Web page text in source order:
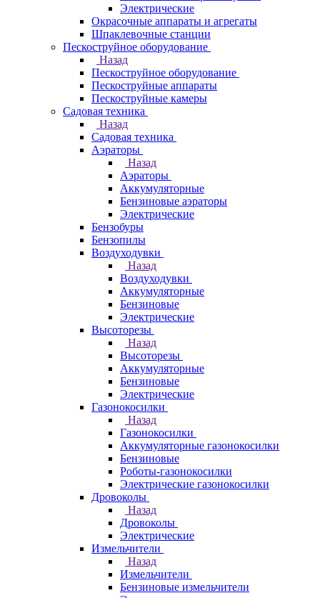
Электрические
Окрасочные аппараты и агрегаты
Шпаклевочные станции
Пескоструйное оборудование
Назад
Пескоструйное оборудование
Пескоструйные аппараты
Пескоструйные камеры
Садовая техника
Назад
Садовая техника
Аэраторы
Назад
Аэраторы
Аккумуляторные
Бензиновые аэраторы
Электрические
Бензобуры
Бензопилы
Воздуходувки
Назад
Воздуходувки
Аккумуляторные
Бензиновые
Электрические
Высоторезы
Назад
Высоторезы
Аккумуляторные
Бензиновые
Электрические
Газонокосилки
Назад
Газонокосилки
Аккумуляторные газонокосилки
Бензиновые
Роботы-газонокосилки
Электрические газонокосилки
Дровоколы
Назад
Дровоколы
Электрические
Измельчители
Назад
Измельчители
Бензиновые измельчители